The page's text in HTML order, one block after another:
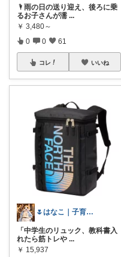
🌂雨の日の送り迎え、後ろに乗
るお子さんが濡 ...
￥ 3,480～
0 0 61
コレ いいね
🌷はなこ｜子育て×3児ママ
「中学生のリュック、教科書入
れたら筋トレや ...
￥ 15,937